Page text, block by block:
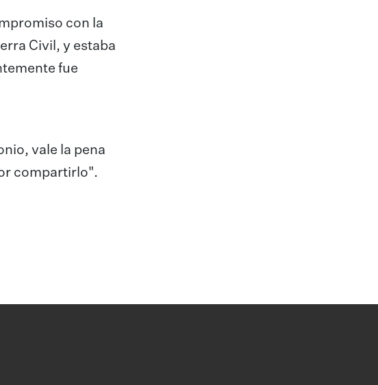
con la
Civil, y estaba
fue
vale la pena
compartirlo".